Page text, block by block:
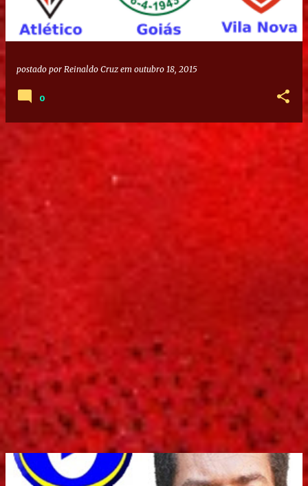
postado por Reinaldo Cruz em outubro 18, 2015
0